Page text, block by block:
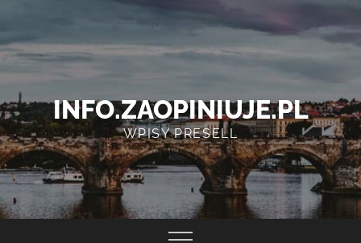
content
INFO.ZAOPINIUJE.PL
WPISY PRESELL